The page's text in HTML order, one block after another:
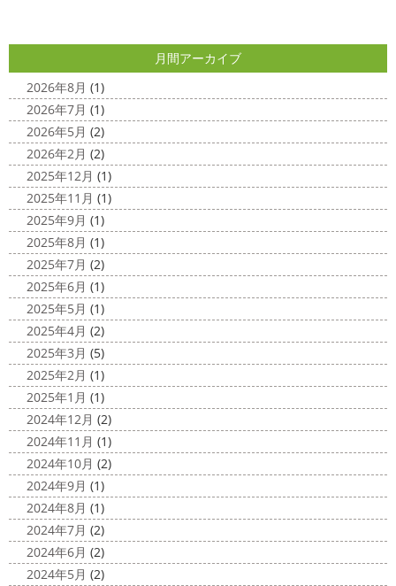
2025/04/24
美容院
＊横浜・藤沢・寒川・小田
なりどんどん暖かくなってきましたね
先日は娘の美容院
に行ってきました
腰まで頑張って伸ばした髪の毛をバッ
サリ切りたいとの事だったで数年ぶりの美容院に
30セン
チほど切る ...
は真冬の寒さとなりましたがいかがお過ごしですか？
先
日は都内の夜桜を観に行きました
例年よりも大分寒いお
花見になりましたがとても綺麗でした(*^_^*)
帰りは人気
のハン ...
みなさんこんにちは(^O^)
が、みなさんはいかがお過ごしですか？
笑 先日、池袋の
サンシャイン水族館に行きました
外国人の方が多く、
館内はとても賑わっていました
ここの大きな水槽にはサ
...
すぎる
コロナがまた蔓延していますが、体調管理に気を
さてさて、先日のサーフレッスン
ちょっとご無沙 ...
2020/11/30
Bali
＊湘南の外壁塗装専門店＊
こんにちは!! 今日はバリショットを少しだ
け
南国 ウルワツ
海パンで海に入
れるって最高ですね
だまだ普通にバリに行く事は難しいですが、早く自由に海
外に行けるようになりますように…
2020/11/26
海散歩
＊湘南の外壁塗装専門店＊
こんにちわ☼ 最近はグッと気温が下がり
寒くなりましたね
気づけば今年も後一
か月ちょっと(´ﾟдﾟ｀) 早い早い
ロナが危険な感じになってきたので、海にはたくさんの人
が来てました！！ でも、海なら ...
2020/11/19
海に行きたい…！！！＊湘南の外壁
塗装専門店＊
最近は暖かくて過ごしやすいお天気です
ね
弊社ライダーの脇祐史君はバリ島に行きました!! 私も
行きたいーーーーー!!! 写真が送られてきたら、またアップ
していきますね
ット
月間アーカイブ
2026年8月 (1)
2026年7月 (1)
2026年5月 (2)
2026年2月 (2)
2025年12月 (1)
2025年11月 (1)
2025年9月 (1)
2025年8月 (1)
2025年7月 (2)
2025年6月 (1)
2025年5月 (1)
2025年4月 (2)
2025年3月 (5)
2025年2月 (1)
2025年1月 (1)
2024年12月 (2)
2024年11月 (1)
2024年10月 (2)
2024年9月 (1)
2024年8月 (1)
2024年7月 (2)
2024年6月 (2)
2024年5月 (2)